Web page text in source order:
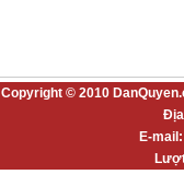
Copyright © 2010
E-